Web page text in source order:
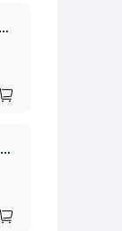
维修佬,王者焊锡丝，电路板pcb焊接锡线，0.8mm800g,1个
XSD(鑫顺达)to-220 to-247二极管铝型材散热片23.5*16*25 本色双针大功率电子散热器（可定制）